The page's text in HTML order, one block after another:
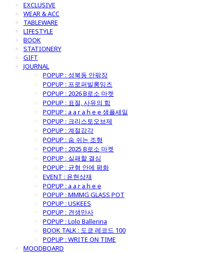
EXCLUSIVE
WEAR & ACC
TABLEWARE
LIFESTYLE
BOOK
STATIONERY
GIFT
JOURNAL
POPUP : 성북동 안팎장
POPUP : 프로퍼빌롱잉즈
POPUP : 2026 B로소 마켓
POPUP : 표절, 사유의 힘
POPUP : a a r a h e e 샘플세일
POPUP : 크리스토오브제
POPUP : 계절감각
POPUP : 숨 쉬는 조형
POPUP : 2025 B로소 마켓
POPUP : 실패할 결심
POPUP : 균형 안에 평화
EVENT : 윤현상재
POPUP : a a r a h e e
POPUP : MMMG GLASS POT
POPUP : USKEES
POPUP : 견생만사
POPUP : Lolo Ballerina
BOOK TALK : 도쿄 레코드 100
POPUP : WRITE ON TIME
MOODBOARD